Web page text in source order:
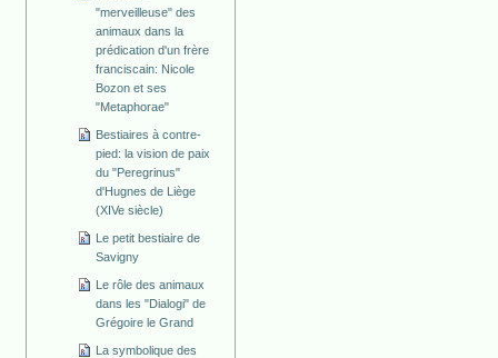
"merveilleuse" des
animaux dans la
prédication d'un frère
franciscain: Nicole
Bozon et ses
"Metaphorae"
Bestiaires à contre-
pied: la vision de paix
du "Peregrinus"
d'Hugnes de Liège
(XIVe siècle)
Le petit bestiaire de
Savigny
Le rôle des animaux
dans les "Dialogi" de
Grégoire le Grand
La symbolique des